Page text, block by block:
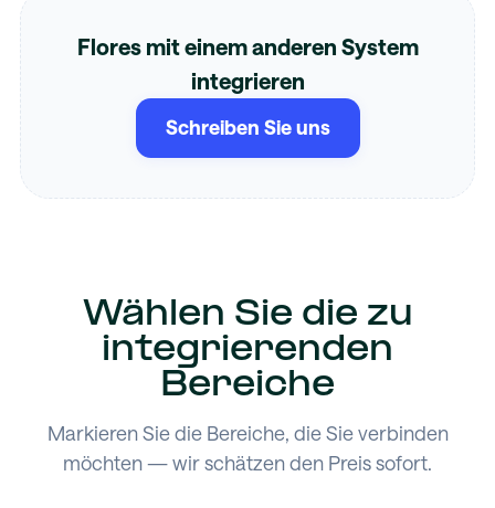
Flores mit einem anderen System
integrieren
Schreiben Sie uns
Wählen Sie die zu
integrierenden
Bereiche
Markieren Sie die Bereiche, die Sie verbinden
möchten — wir schätzen den Preis sofort.